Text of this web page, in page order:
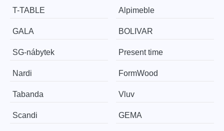
T-TABLE Alpimeble
GALA BOLIVAR
SG-nábytek Present time
Nardi FormWood
Tabanda Vluv
Scandi GEMA